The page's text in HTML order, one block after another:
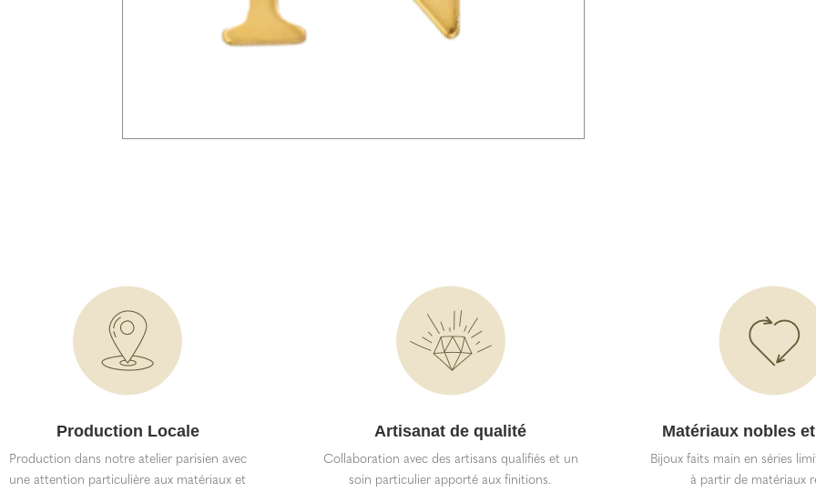
Production Locale
Production dans notre atelier parisien avec
une attention particulière aux matériaux et
Artisanat de qualité
Collaboration avec des artisans qualifiés et un
soin particulier apporté aux finitions.
Matériaux nobles
Bijoux faits main en séries
à partir de matériaux